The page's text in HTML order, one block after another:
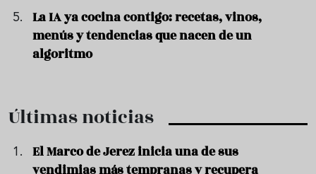
La IA ya cocina contigo: recetas, vinos,
menús y tendencias que nacen de un
algoritmo
Últimas noticias
El Marco de Jerez inicia una de sus
vendimias más tempranas y recupera